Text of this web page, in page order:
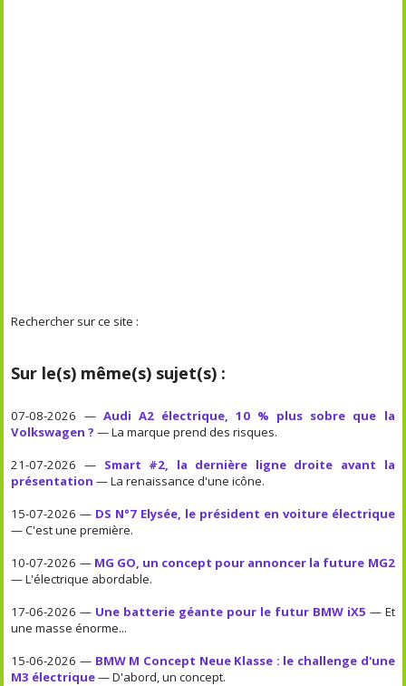
Rechercher sur ce site :
Sur le(s) même(s) sujet(s) :
07-08-2026 — Audi A2 électrique, 10 % plus sobre que la
Volkswagen ? — La marque prend des risques.
21-07-2026 — Smart #2, la dernière ligne droite avant la
présentation — La renaissance d'une icône.
15-07-2026 — DS N°7 Elysée, le président en voiture électrique
— C'est une première.
10-07-2026 — MG GO, un concept pour annoncer la future MG2
— L'électrique abordable.
17-06-2026 — Une batterie géante pour le futur BMW iX5 — Et
une masse énorme...
15-06-2026 — BMW M Concept Neue Klasse : le challenge d'une
M3 électrique— D'abord, un concept.